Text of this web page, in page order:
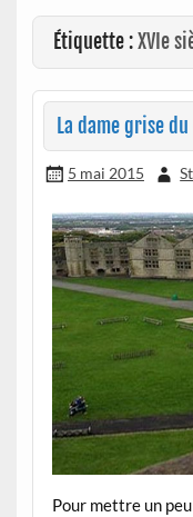
Étiquette :XVIe
La dame grise
5 mai 2015
Pour mettre un